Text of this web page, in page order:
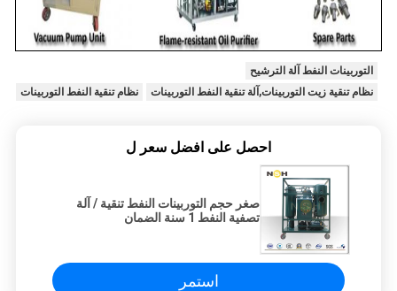
التوربينات النفط آلة الترشيح
نظام تنقية زيت التوربينات,آلة تنقية النفط التوربينات
نظام تنقية النفط التوربينات
احصل على افضل سعر ل
صغر حجم التوربينات النفط تنقية / آلة
تصفية النفط 1 سنة الضمان
استمر